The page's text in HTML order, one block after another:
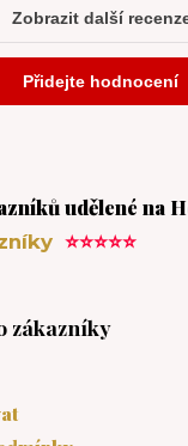
udělené na
⭐⭐⭐⭐⭐
zákazníky